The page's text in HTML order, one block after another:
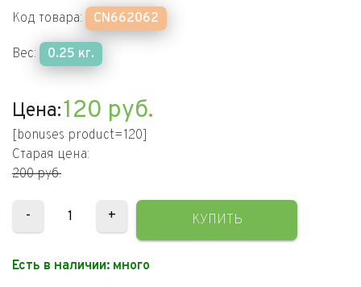
Код товара: CN662062
Вес: 0.25 кг.
Цена:120 руб.
[bonuses product=120]
Старая цена:
200 руб.
- + КУПИТЬ
Есть в наличии: много